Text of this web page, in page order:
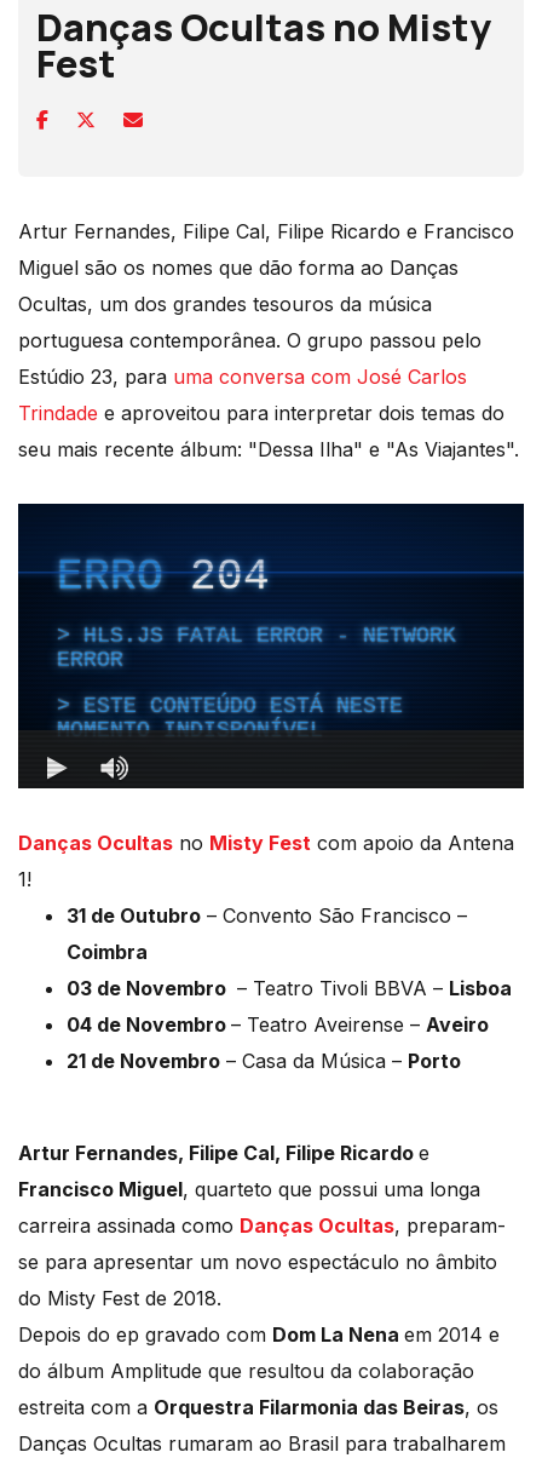
Danças Ocultas no Misty
Fest
Artur Fernandes, Filipe Cal, Filipe Ricardo e Francisco
Miguel são os nomes que dão forma ao Danças
Ocultas, um dos grandes tesouros da música
portuguesa contemporânea. O grupo passou pelo
Estúdio 23, para uma conversa com José Carlos
Trindade e aproveitou para interpretar dois temas do
seu mais recente álbum: "Dessa Ilha" e "As Viajantes".
Danças Ocultas no Misty Fest com apoio da Antena
1!
31 de Outubro – Convento São Francisco –
Coimbra
03 de Novembro – Teatro Tivoli BBVA – Lisboa
04 de Novembro – Teatro Aveirense – Aveiro
21 de Novembro – Casa da Música – Porto
Artur Fernandes, Filipe Cal, Filipe Ricardo e
Francisco Miguel, quarteto que possui uma longa
carreira assinada como Danças Ocultas, preparam-
se para apresentar um novo espectáculo no âmbito
do Misty Fest de 2018.
Depois do ep gravado com Dom La Nena em 2014 e
do álbum Amplitude que resultou da colaboração
estreita com a Orquestra Filarmonia das Beiras, os
Danças Ocultas rumaram ao Brasil para trabalharem